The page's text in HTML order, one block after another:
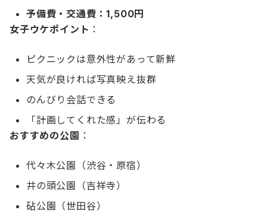
予備費・交通費：1,500円
女子ウケポイント ：
ピクニックは意外性があって新鮮
天気が良ければ写真映え抜群
のんびり会話できる
「計画してくれた感」が伝わる
おすすめの公園 ：
代々木公園（渋谷・原宿）
井の頭公園（吉祥寺）
砧公園（世田谷）